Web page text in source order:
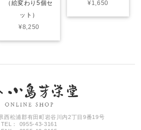
（絵変わり5個セ
ット）
¥8,250
¥1,650
西松浦郡有田町岩谷川内2丁目9番19号
TEL： 0955-43-3161